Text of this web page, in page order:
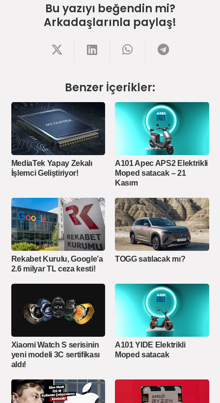
Bu yazıyı beğendin mi?
Arkadaşlarınla paylaş!
Benzer İçerikler:
MediaTek Yapay Zekalı
İşlemci Geliştiriyor!
A101 Apec APS2 Elektrikli
Moped satacak – 21
Kasım
Rekabet Kurulu, Google’a
2.6 milyar TL ceza kesti!
TOGG satılacak mı?
Xiaomi Watch S serisinin
yeni modeli 3C sertifikası
aldı!
A101 YIDE Elektrikli
Moped satacak